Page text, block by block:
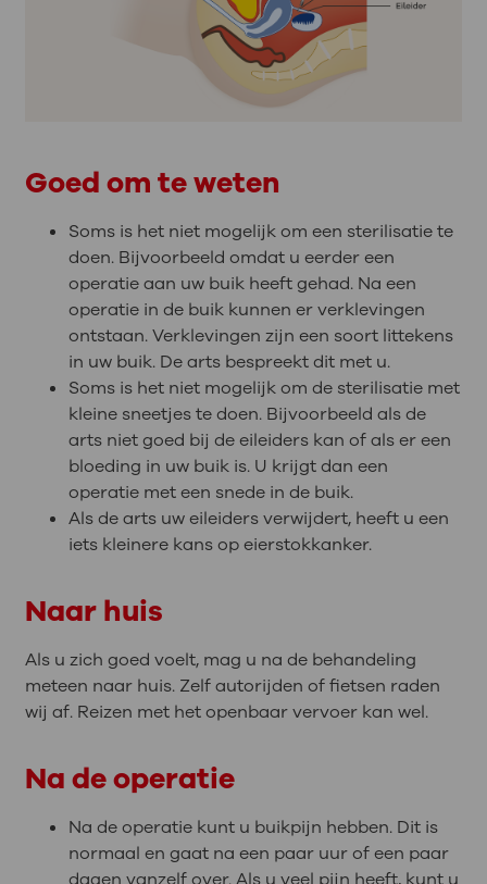
Goed om te weten
Soms is het niet mogelijk om een sterilisatie te
doen. Bijvoorbeeld omdat u eerder een
operatie aan uw buik heeft gehad. Na een
operatie in de buik kunnen er verklevingen
ontstaan. Verklevingen zijn een soort littekens
in uw buik. De arts bespreekt dit met u.
Soms is het niet mogelijk om de sterilisatie met
kleine sneetjes te doen. Bijvoorbeeld als de
arts niet goed bij de eileiders kan of als er een
bloeding in uw buik is. U krijgt dan een
operatie met een snede in de buik.
Als de arts uw eileiders verwijdert, heeft u een
iets kleinere kans op eierstokkanker.
Naar huis
Als u zich goed voelt, mag u na de behandeling
meteen naar huis. Zelf autorijden of fietsen raden
wij af. Reizen met het openbaar vervoer kan wel.
Na de operatie
Na de operatie kunt u buikpijn hebben. Dit is
normaal en gaat na een paar uur of een paar